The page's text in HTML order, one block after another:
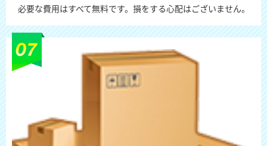
必要な費用はすべて無料です。損をする心配はございません。